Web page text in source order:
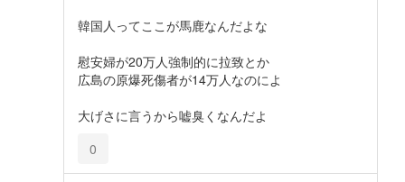
韓国人ってここが馬鹿なんだよな
慰安婦が20万人強制的に拉致とか
広島の原爆死傷者が14万人なのによ
大げさに言うから嘘臭くなんだよ
0